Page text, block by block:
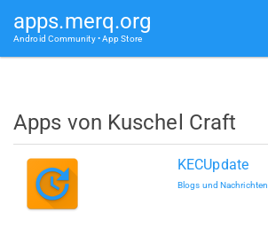
apps.merq.org
Android Community • App Store
Apps von Kuschel Craft
KECUpdate
Blogs und Nachrichten